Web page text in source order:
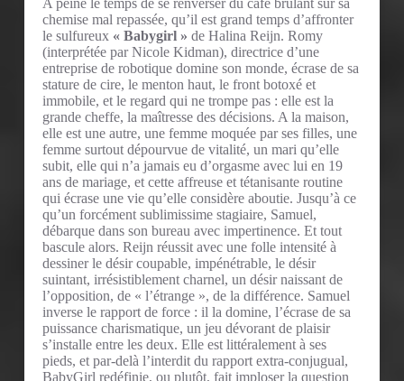
chemise mal repassée, qu’il est grand temps d’affronter
le sulfureux « Babygirl » de Halina Reijn. Romy
(interprétée par Nicole Kidman), directrice d’une
entreprise de robotique domine son monde, écrase de sa
stature de cire, le menton haut, le front botoxé et
immobile, et le regard qui ne trompe pas : elle est la
grande cheffe, la maîtresse des décisions. A la maison,
elle est une autre, une femme moquée par ses filles, une
femme surtout dépourvue de vitalité, un mari qu’elle
subit, elle qui n’a jamais eu d’orgasme avec lui en 19
ans de mariage, et cette affreuse et tétanisante routine
qui écrase une vie qu’elle considère aboutie. Jusqu’à ce
qu’un forcément sublimissime stagiaire, Samuel,
débarque dans son bureau avec impertinence. Et tout
bascule alors. Reijn réussit avec une folle intensité à
dessiner le désir coupable, impénétrable, le désir
suintant, irrésistiblement charnel, un désir naissant de
l’opposition, de « l’étrange », de la différence. Samuel
inverse le rapport de force : il la domine, l’écrase de sa
puissance charismatique, un jeu dévorant de plaisir
s’installe entre les deux. Elle est littéralement à ses
pieds, et par-delà l’interdit du rapport extra-conjugual,
BabyGirl redéfinie, ou plutôt, fait imploser la question